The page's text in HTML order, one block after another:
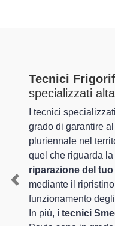
Tecnici
specializzati
I tecnici
grado di garantire
pluriennale nel
quel che riguarda
riparazione del
mediante il
funzionamento
In più, i tecnici
Previous